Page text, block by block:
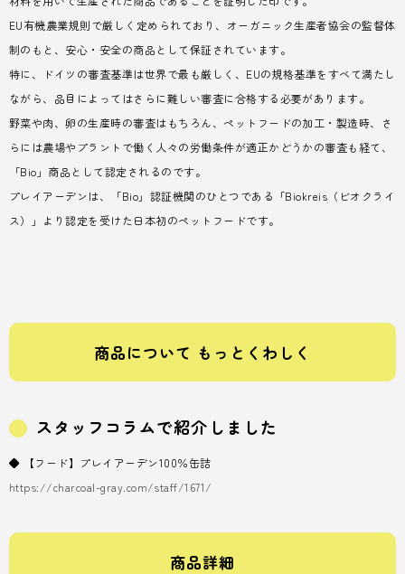
EU有機農業規則で厳しく定められており、オーガニック生産者協会の監督体
制のもと、安心・安全の商品として保証されています。
特に、ドイツの審査基準は世界で最も厳しく、EUの規格基準をすべて満たし
ながら、品目によってはさらに難しい審査に合格する必要があります。
野菜や肉、卵の生産時の審査はもちろん、ペットフードの加工・製造時、さ
らには農場やプラントで働く人々の労働条件が適正かどうかの審査も経て、
「Bio」商品として認定されるのです。
プレイアーデンは、「Bio」認証機関のひとつである「Biokreis（ビオクライ
ス）」より認定を受けた日本初のペットフードです。
商品について もっとくわしく
スタッフコラムで紹介しました
◆ 【フード】プレイアーデン100％缶詰
https://charcoal-gray.com/staff/1671/
商品詳細